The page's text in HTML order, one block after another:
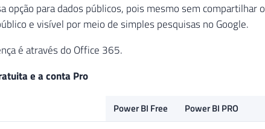
opção para dados públicos, pois mesmo sem compartilhar o
e visível por meio de simples pesquisas no Google.
é através do Office 365.
e a conta Pro
Power BI Free
Power BI PRO